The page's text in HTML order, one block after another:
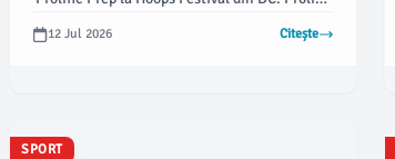
a avut o echipă puternică, cu viitori jucători
în top 10, precum Caleb Holt (Arizona), Bruce
12 Jul 2026 Citește
SPORT